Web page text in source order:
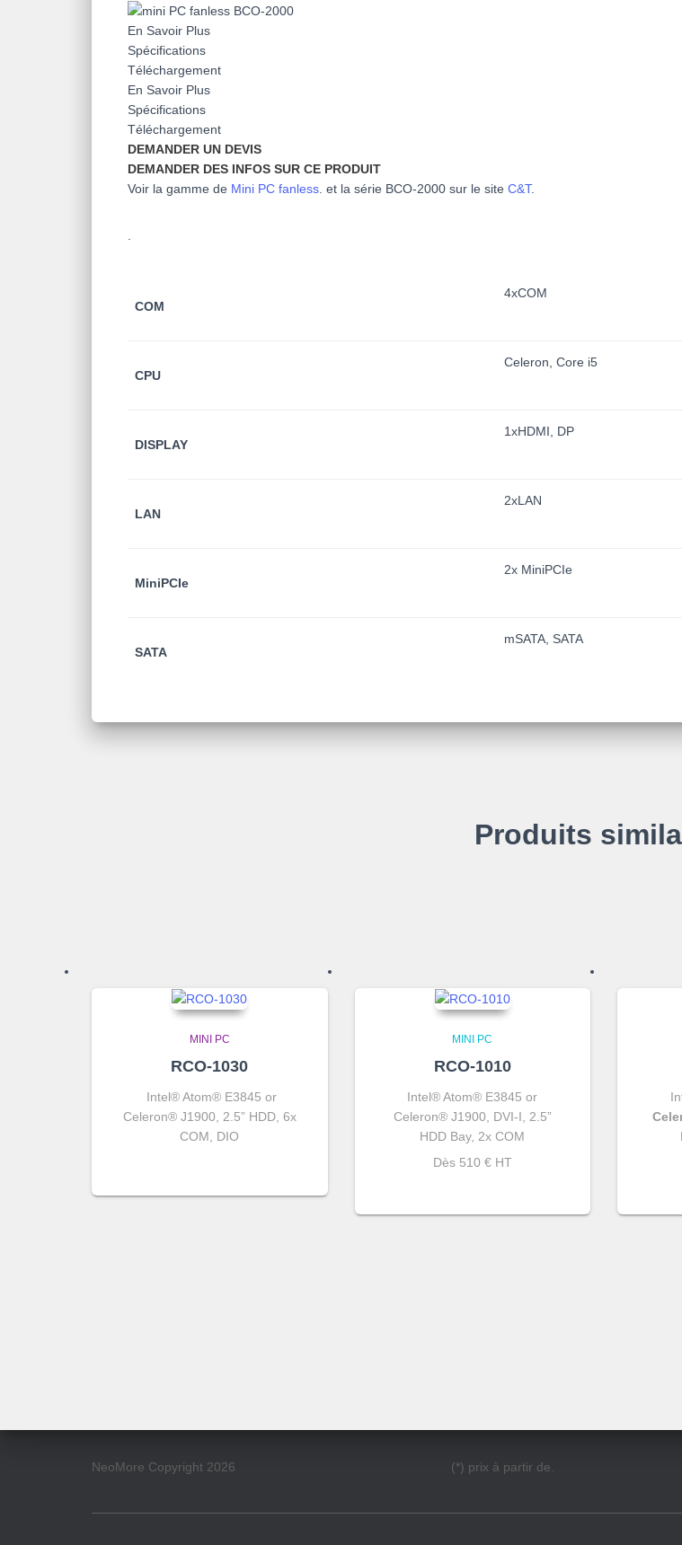
En Savoir Plus
Spécifications
Téléchargement
En Savoir Plus
Spécifications
Téléchargement
DEMANDER UN DEVIS
DEMANDER DES INFOS SUR CE PRODUIT
Voir la gamme de Mini PC fanless. et la série BCO-2000 sur le site C&T.
.
COM
4xCOM
CPU
Celeron, Core i5
DISPLAY
1xHDMI, DP
LAN
2xLAN
MiniPCIe
2x MiniPCIe
SATA
mSATA, SATA
Produits
MINI PC
RCO-1030
Intel® Atom® E3845 or
Celeron® J1900, 2.5” HDD, 6x
COM, DIO
MINI PC
RCO-1010
Intel® Atom® E3845 or
Celeron® J1900, DVI-I, 2.5”
HDD Bay, 2x COM
Dès 510 € HT
NeoMore Copyright 2026 (*) prix à partir de.